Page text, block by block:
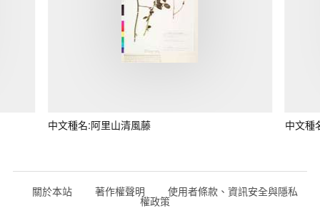
中文種名:阿里山清風藤 中文種
關於本站 著作權聲明 使用者條款、資訊安全與隱私
權政策